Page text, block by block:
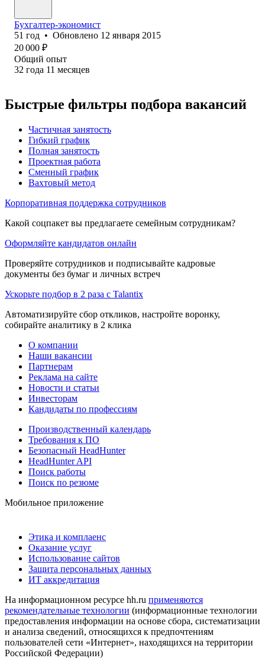
Бухгалтер-экономист
51 год • Обновлено 12 января 2015
20 000 ₽
Общий опыт
32 года 11 месяцев
Быстрые фильтры подбора вакансий
Частичная занятость
Гибкий график
Полная занятость
Проектная работа
Сменный график
Вахтовый метод
Корпоративная поддержка сотрудников
Какой соцпакет вы предлагаете семейным сотрудникам?
Оформляйте кандидатов онлайн
Проверяйте сотрудников и подписывайте кадровые
документы без бумаг и личных встреч
Ускорьте подбор в 2 раза с Talantix
Автоматизируйте сбор откликов, настройте воронку,
собирайте аналитику в 2 клика
О компании
Наши вакансии
Партнерам
Реклама на сайте
Новости и статьи
Инвесторам
Кандидаты по профессиям
Производственный календарь
Требования к ПО
Безопасный HeadHunter
HeadHunter API
Поиск работы
Поиск по резюме
Мобильное приложение
Этика и комплаенс
Оказание услуг
Использование сайтов
Защита персональных данных
ИТ аккредитация
На информационном ресурсе hh.ru применяются
рекомендательные технологии (информационные технологии
предоставления информации на основе сбора, систематизации
и анализа сведений, относящихся к предпочтениям
пользователей сети «Интернет», находящихся на территории
Российской Федерации)